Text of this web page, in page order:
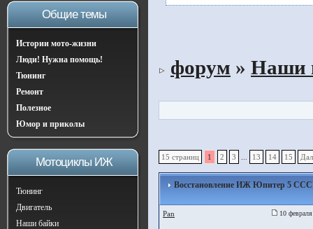
Общие темы
Истории мото-жизни
Люди! Нужна помощь!
Тюнинг
Ремонт
Полезное
Юмор и приколы
Мотоциклы ИЖ
Тюнинг
Двигатель
Наши байки
форум » Наши
15 страниц 1 2 3 13 14 15
Восстановление ИЖ Юпитер 5 СССР
Pan 10